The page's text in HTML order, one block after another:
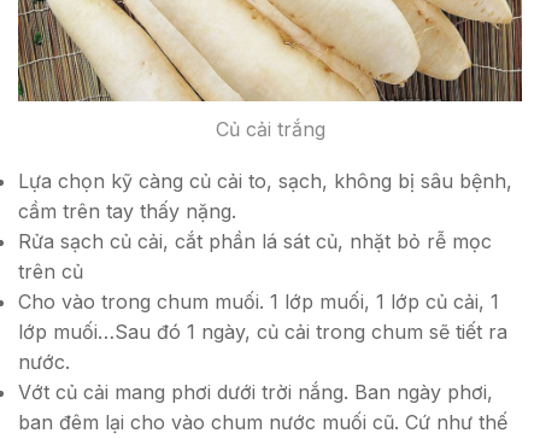
Củ cải trắng
Lựa chọn kỹ càng củ cải to, sạch, không bị sâu bệnh,
cầm trên tay thấy nặng.
Rửa sạch củ cải, cắt phần lá sát củ, nhặt bỏ rễ mọc
trên củ
Cho vào trong chum muối. 1 lớp muối, 1 lớp củ cải, 1
lớp muối…Sau đó 1 ngày, củ cải trong chum sẽ tiết ra
nước.
Vớt củ cải mang phơi dưới trời nắng. Ban ngày phơi,
ban đêm lại cho vào chum nước muối cũ. Cứ như thế